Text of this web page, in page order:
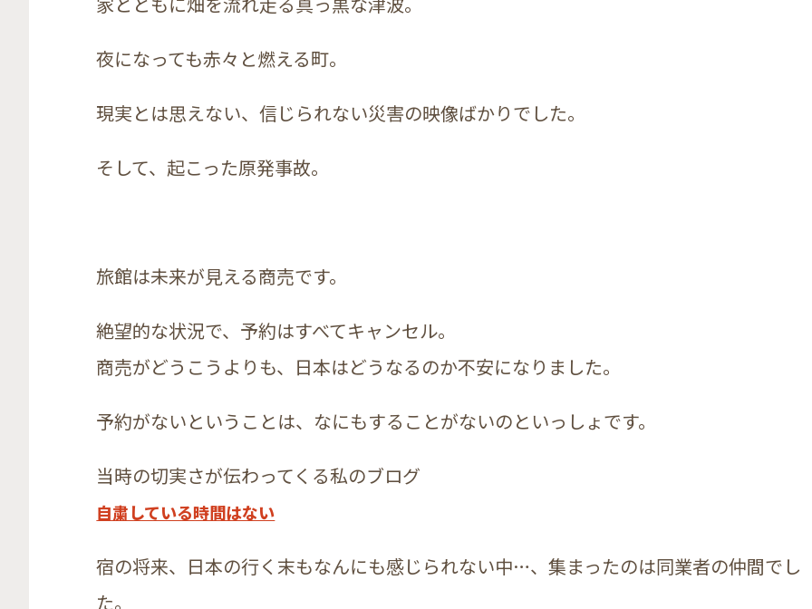
夜になっても赤々と燃える町。
現実とは思えない、信じられない災害の映像ばかりでした。
そして、起こった原発事故。
旅館は未来が見える商売です。
絶望的な状況で、予約はすべてキャンセル。
商売がどうこうよりも、日本はどうなるのか不安になりました。
予約がないということは、なにもすることがないのといっしょです。
当時の切実さが伝わってくる私のブログ
自粛している時間はない
宿の将来、日本の行く末もなんにも感じられない中…、集まったのは同業者の仲間でし
た。